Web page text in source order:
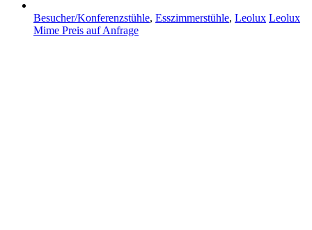
Besucher/Konferenzstühle, Esszimmerstühle, Leolux Leolux
Mime Preis auf Anfrage